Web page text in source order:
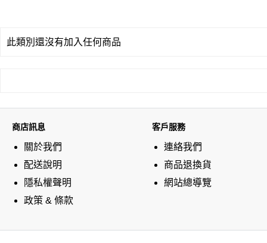
此類別還沒有加入任何商品
商店訊息
關於我們
配送說明
隱私權聲明
政策 & 條款
客戶服務
連絡我們
商品退換貨
網站總導覽